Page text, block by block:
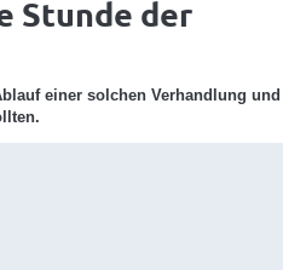
Stunde der
einer solchen Verhandlung und